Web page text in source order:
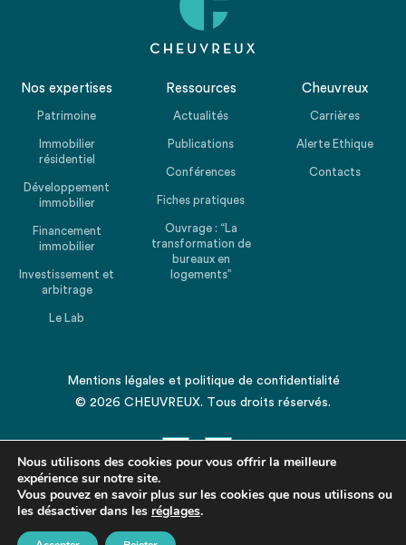
Nos expertises
Patrimoine
Immobilier
résidentiel
Développement
immobilier
Financement
immobilier
Investissement et
arbitrage
Le Lab
Ressources
Actualités
Publications
Conférences
Fiches pratiques
Ouvrage : “La
transformation de
bureaux en
logements”
Cheuvreux
Carrières
Alerte Ethique
Contacts
Mentions légales et politique de confidentialité
© 2026 CHEUVREUX. Tous droits réservés.
Revenir en haut de la page
Nous utilisons des cookies pour vous offrir la meilleure
expérience sur notre site.
Vous pouvez en savoir plus sur les cookies que nous utilisons ou
les désactiver dans les réglages.